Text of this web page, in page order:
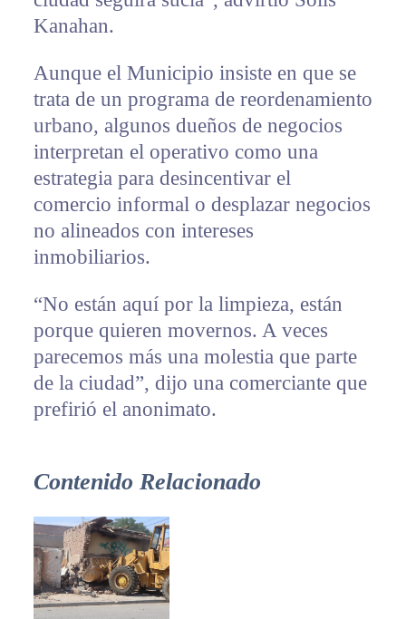
Kanahan.
Aunque el Municipio insiste en que se
trata de un programa de reordenamiento
urbano, algunos dueños de negocios
interpretan el operativo como una
estrategia para desincentivar el
comercio informal o desplazar negocios
no alineados con intereses
inmobiliarios.
“No están aquí por la limpieza, están
porque quieren movernos. A veces
parecemos más una molestia que parte
de la ciudad”, dijo una comerciante que
prefirió el anonimato.
Contenido Relacionado